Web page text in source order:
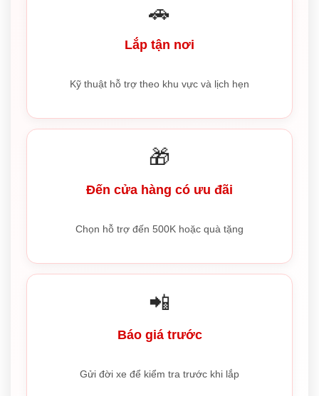
🚗
Lắp tận nơi
Kỹ thuật hỗ trợ theo khu vực và lịch hẹn
🎁
Đến cửa hàng có ưu đãi
Chọn hỗ trợ đến 500K hoặc quà tặng
📲
Báo giá trước
Gửi đời xe để kiểm tra trước khi lắp